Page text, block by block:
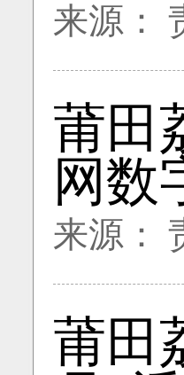
来源：
莆田
网数
来源：
莆田